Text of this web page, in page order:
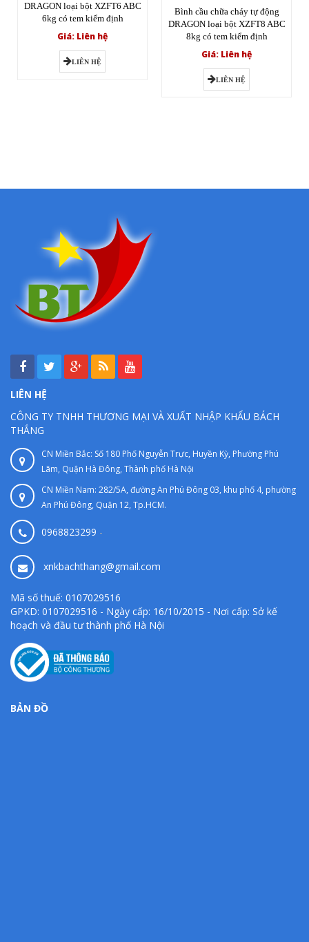
DRAGON loại bột XZFT6 ABC
6kg có tem kiểm định
Giá: Liên hệ
LIÊN HỆ
Bình cầu chữa cháy tự động
DRAGON loại bột XZFT8 ABC
8kg có tem kiểm định
Giá: Liên hệ
LIÊN HỆ
LIÊN HỆ
CÔNG TY TNHH THƯƠNG MẠI VÀ XUẤT NHẬP KHẨU BÁCH
THẮNG
CN Miền Bắc: Số 180 Phố Nguyễn Trực, Huyền Kỳ, Phường Phú
Lãm, Quận Hà Đông, Thành phố Hà Nội
CN Miền Nam: 282/5A, đường An Phú Đông 03, khu phố 4, phường
An Phú Đông, Quận 12, Tp.HCM.
0968823299 -
xnkbachthang@gmail.com
Mã số thuế: 0107029516
GPKD: 0107029516 - Ngày cấp: 16/10/2015 - Nơi cấp: Sở kế
hoạch và đầu tư thành phố Hà Nội
BẢN ĐỒ